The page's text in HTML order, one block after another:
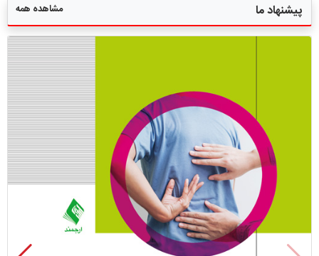
پیشنهاد ما مشاهده همه